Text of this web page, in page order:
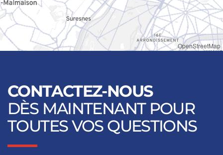
OpenStreetMap
CONTACTEZ-NOUS
DÈS MAINTENANT POUR
TOUTES VOS QUESTIONS